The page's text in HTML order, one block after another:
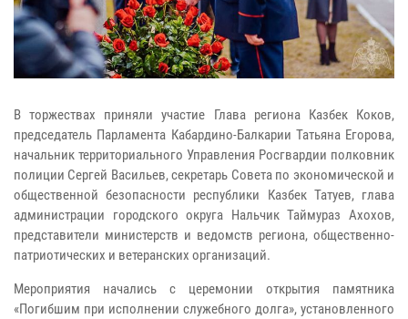
В торжествах приняли участие Глава региона Казбек Коков,
председатель Парламента Кабардино-Балкарии Татьяна Егорова,
начальник территориального Управления Росгвардии полковник
полиции Сергей Васильев, секретарь Совета по экономической и
общественной безопасности республики Казбек Татуев, глава
администрации городского округа Нальчик Таймураз Ахохов,
представители министерств и ведомств региона, общественно-
патриотических и ветеранских организаций.
Мероприятия начались с церемонии открытия памятника
«Погибшим при исполнении служебного долга», установленного